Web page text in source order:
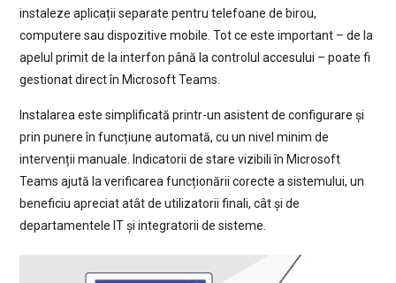
instaleze aplicații separate pentru telefoane de birou,
computere sau dispozitive mobile. Tot ce este important – de la
apelul primit de la interfon până la controlul accesului – poate fi
gestionat direct în Microsoft Teams.
Instalarea este simplificată printr-un asistent de configurare și
prin punere în funcțiune automată, cu un nivel minim de
intervenții manuale. Indicatorii de stare vizibili în Microsoft
Teams ajută la verificarea funcționării corecte a sistemului, un
beneficiu apreciat atât de utilizatorii finali, cât și de
departamentele IT și integratorii de sisteme.